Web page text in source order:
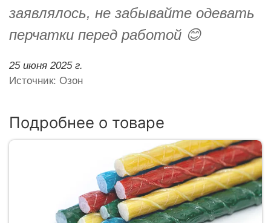
заявлялось, не забывайте одевать
перчатки перед работой 😊
25 июня 2025 г.
Источник: Озон
Подробнее о товаре